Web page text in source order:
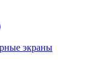
экраны